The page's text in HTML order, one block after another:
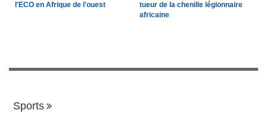
l'ECO en Afrique de l'ouest
tueur de la chenille légionnaire
africaine
Sports